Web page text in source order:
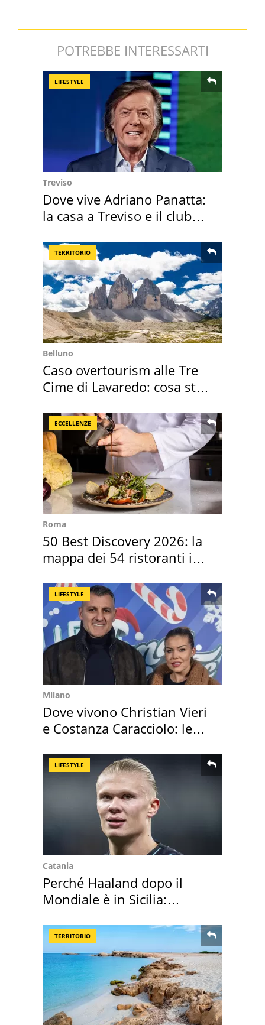
POTREBBE INTERESSARTI
LIFESTYLE
Treviso
Dove vive Adriano Panatta:
la casa a Treviso e il club
TERRITORIO
Belluno
Caso overtourism alle Tre
Cime di Lavaredo: cosa sta
ECCELLENZE
Roma
50 Best Discovery 2026: la
mappa dei 54 ristoranti in
LIFESTYLE
Milano
Dove vivono Christian Vieri
e Costanza Caracciolo: le
LIFESTYLE
Catania
Perché Haaland dopo il
Mondiale è in Sicilia:
TERRITORIO